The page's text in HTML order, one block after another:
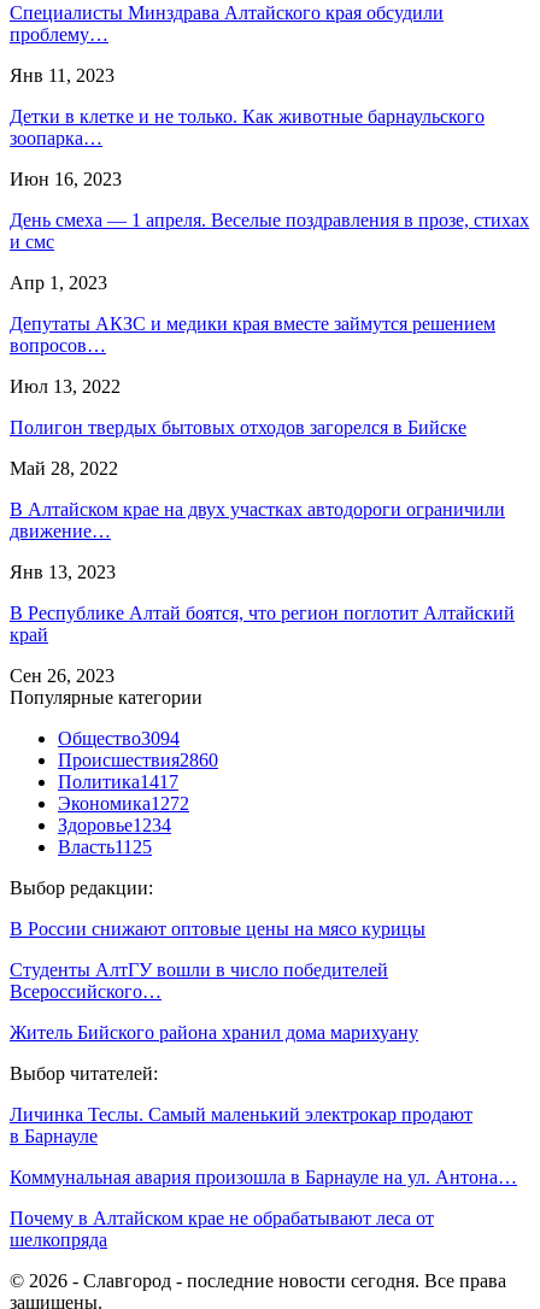
Специалисты Минздрава Алтайского края обсудили
проблему…
Янв 11, 2023
Детки в клетке и не только. Как животные барнаульского
зоопарка…
Июн 16, 2023
День смеха — 1 апреля. Веселые поздравления в прозе, стихах
и смс
Апр 1, 2023
Депутаты АКЗС и медики края вместе займутся решением
вопросов…
Июл 13, 2022
Полигон твердых бытовых отходов загорелся в Бийске
Май 28, 2022
В Алтайском крае на двух участках автодороги ограничили
движение…
Янв 13, 2023
В Республике Алтай боятся, что регион поглотит Алтайский
край
Сен 26, 2023
Популярные категории
Общество3094
Происшествия2860
Политика1417
Экономика1272
Здоровье1234
Власть1125
Выбор редакции:
В России снижают оптовые цены на мясо курицы
Студенты АлтГУ вошли в число победителей
Всероссийского…
Житель Бийского района хранил дома марихуану
Выбор читателей:
Личинка Теслы. Самый маленький электрокар продают
в Барнауле
Коммунальная авария произошла в Барнауле на ул. Антона…
Почему в Алтайском крае не обрабатывают леса от
шелкопряда
© 2026 - Славгород - последние новости сегодня. Все права
защищены.